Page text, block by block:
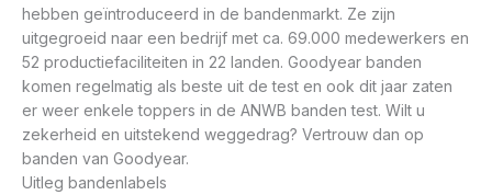
hebben geïntroduceerd in de bandenmarkt. Ze zijn
uitgegroeid naar een bedrijf met ca. 69.000 medewerkers en
52 productiefaciliteiten in 22 landen. Goodyear banden
komen regelmatig als beste uit de test en ook dit jaar zaten
er weer enkele toppers in de ANWB banden test. Wilt u
zekerheid en uitstekend weggedrag? Vertrouw dan op
banden van Goodyear.
Uitleg bandenlabels